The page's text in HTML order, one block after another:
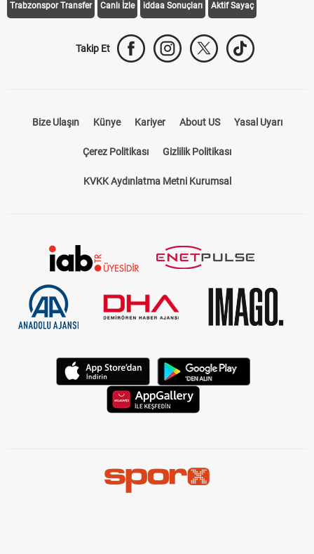
Trabzonspor Transfer Canlı İzle iddaa Sonuçları Aktif Sayaç
Takip Et
Bize Ulaşın Künye Kariyer About US Yasal Uyarı
Çerez Politikası Gizlilik Politikası
KVKK Aydınlatma Metni Kurumsal